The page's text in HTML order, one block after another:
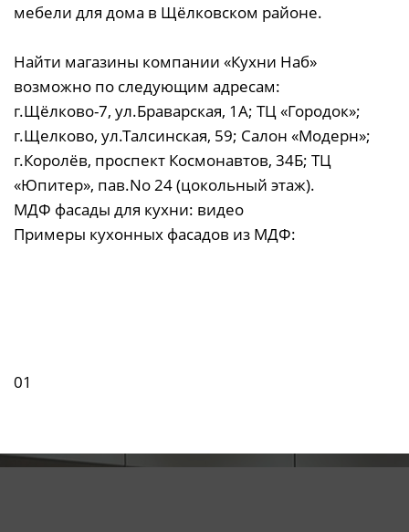
мебели для дома в Щёлковском районе.
Найти магазины компании «Кухни Наб»
возможно по следующим адресам:
г.Щёлково-7, ул.Браварская, 1А; ТЦ «Городок»;
г.Щелково, ул.Талсинская, 59; Салон «Модерн»;
г.Королёв, проспект Космонавтов, 34Б; ТЦ
«Юпитер», пав.No 24 (цокольный этаж).
МДФ фасады для кухни: видео
Примеры кухонных фасадов из МДФ:
01